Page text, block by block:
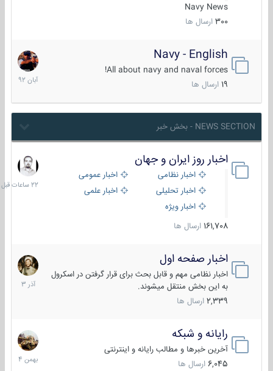
Navy News
300 ارسال ها
Navy - English
All about navy and naval forces!
ارسال ها
22
آبان
1392
NEWS SECTION - بخش خبر
اخبار روز ایران و جهان
اخبار نظامی
اخبار عمومی
اخبار تحلیلی
اخبار علمی
اخبار ویژه
161,708 ارسال ها
22
ساعات
قبل
اخبار صفحه اول
اخبار نظامی مهم و قابل بحث برای قرار گرفتن در اسکرول
به این بخش منتقل میشوند.
2,339 ارسال ها
7
آذر
1403
رایانه و شبکه
آخرین خبرها و مطالب رایانه و اینترنتی
6,045 ارسال ها
30
بهمن
1404